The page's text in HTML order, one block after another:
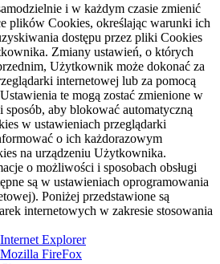
i w każdym czasie zmienić
plików Cookies, określając warunki ich
dostępu przez pliki Cookies
Zmiany ustawień, o których
Użytkownik może dokonać za
internetowej lub za pomocą
te mogą zostać zmienione w
sposób, aby blokować automatyczną
w ustawieniach przeglądarki
o ich każdorazowym
na urządzeniu Użytkownika.
o możliwości i sposobach obsługi
są w ustawieniach oprogramowania
Poniżej przedstawione są
internetowych w zakresie stosowania
Internet Explorer
Mozilla FireFox